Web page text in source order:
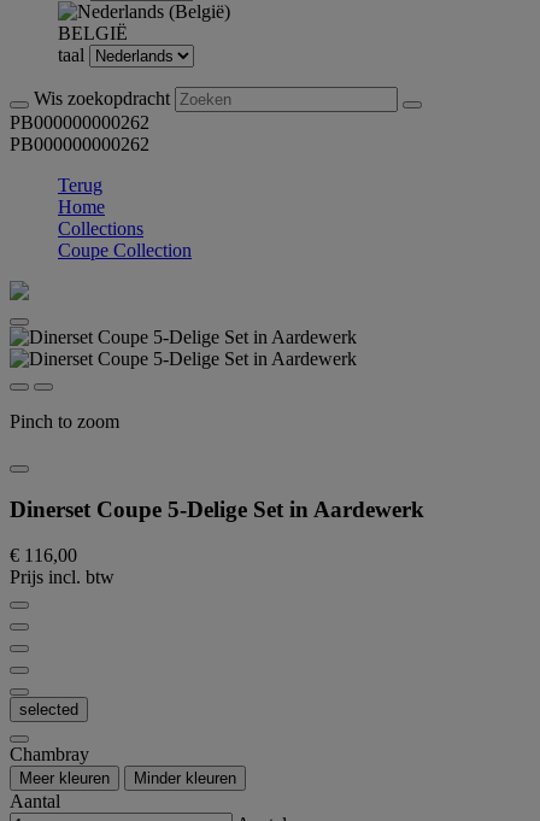
BELGIË
taal
Wis zoekopdracht
PB000000000262
PB000000000262
Terug
Home
Collections
Coupe Collection
Pinch to zoom
Dinerset Coupe 5-Delige Set in Aardewerk
€ 116,00
Prijs incl. btw
selected
Chambray
Meer kleuren Minder kleuren
Aantal